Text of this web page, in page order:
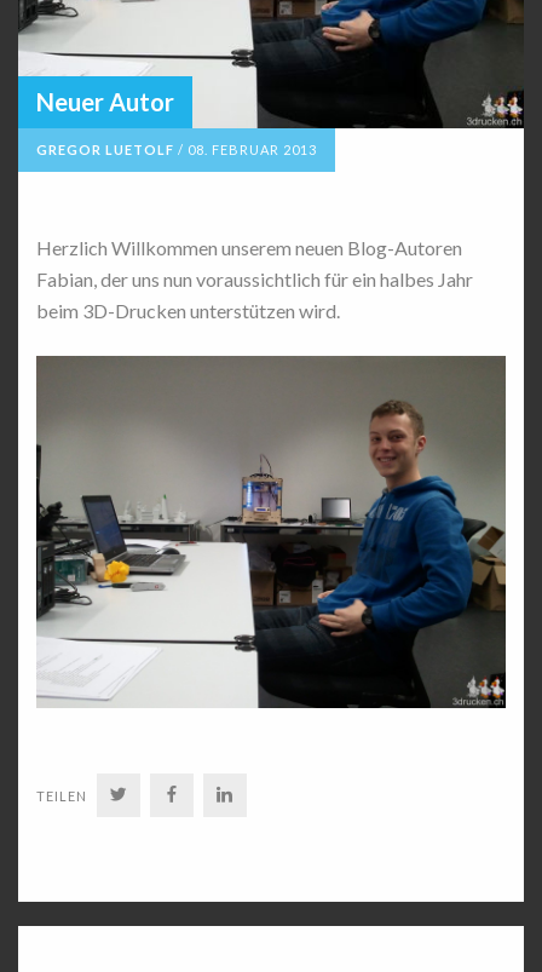
Neuer Autor
GREGOR LUETOLF / 08. FEBRUAR 2013
Herzlich Willkommen unserem neuen Blog-Autoren
Fabian, der uns nun voraussichtlich für ein halbes Jahr
beim 3D-Drucken unterstützen wird.
TEILEN TWITTERFACEBOOK